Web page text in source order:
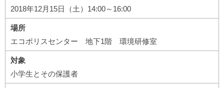
2018年12月15日（土）14:00～16:00
場所
エコポリスセンター 地下1階 環境研修室
対象
小学生とその保護者